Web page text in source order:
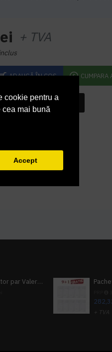
cookie pentru a
mai bună
Accept
+ TVA
ADAUGĂ ÎN COŞ CUMPARA
ACEST PRODUS
Pachet Uscator par Valera Action Super Plus + GRATUIT Sampon si gel de dus Tork
+ TVA